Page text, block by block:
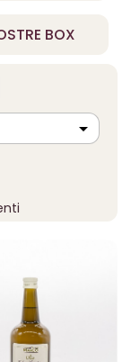
BOX
